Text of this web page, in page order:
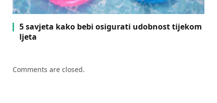
5 savjeta kako bebi osigurati udobnost tijekom
ljeta
Comments are closed.